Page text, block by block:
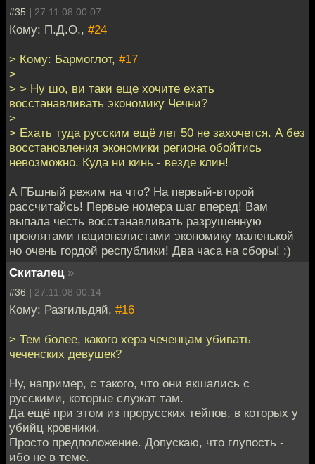
#35 | 27.11.08 00:07
Кому: П.Д.О., #24
> Кому: Бармоглот, #17
>
> > Ну шо, ви таки еще хочите ехать
восстанавливать экономику Чечни?
>
> Ехать туда русским ещё лет 50 не захочется. А без
восстановления экономики региона обойтись
невозможно. Куда ни кинь - везде клин!
А ГБшный режим на что? На первый-второй
рассчитайсь! Первые номера шаг вперед! Вам
выпала честь восстанавливать разрушенную
проклятами националистами экономику маленькой
но очень гордой республики! Два часа на сборы! :)
Скиталец »
#36 | 27.11.08 00:14
Кому: Разгильдяй, #16
> Тем более, какого хера чеченцам убивать
чеченских девушек?
Ну, например, с такого, что они якшались с
русскими, которые служат там.
Да ещё при этом из прорусских тейпов, в которых у
убийц кровники.
Просто предположение. Допускаю, что глупость -
ибо не в теме.